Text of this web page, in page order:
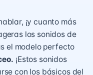
¡y cuanto más
los sonidos de
el modelo perfecto
¡Estos sonidos
con los básicos del